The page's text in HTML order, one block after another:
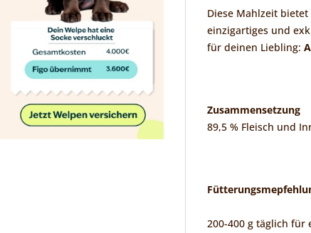
Diese Mahlzeit
einzigartiges und
für deinen Liebling:
Zusammensetzung
89,5 % Fleisch und
200-400 g täglich für